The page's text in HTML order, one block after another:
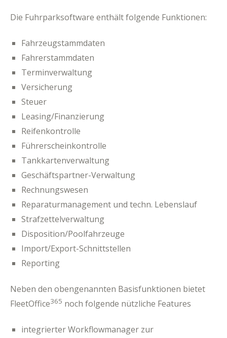
Die Fuhrparksoftware enthält folgende Funktionen:
Fahrzeugstammdaten
Fahrerstammdaten
Terminverwaltung
Versicherung
Steuer
Leasing/Finanzierung
Reifenkontrolle
Führerscheinkontrolle
Tankkartenverwaltung
Geschäftspartner-Verwaltung
Rechnungswesen
Reparaturmanagement und techn. Lebenslauf
Strafzettelverwaltung
Disposition/Poolfahrzeuge
Import/Export-Schnittstellen
Reporting
Neben den obengenannten Basisfunktionen bietet
FleetOffice365 noch folgende nützliche Features
integrierter Workflowmanager zur